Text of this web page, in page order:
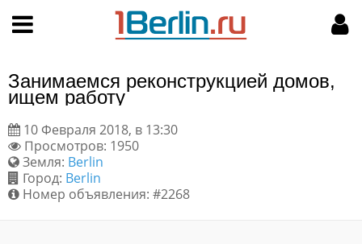
Поиск
Пользовательское соглашение
Правила доски объявлений
МОЙ АККАУНТ
Мои объявления
Занимаемся реконструкцией домов,
ищем работу
10 Февраля 2018, в 13:30
Просмотров: 1950
Земля: Berlin
Город: Berlin
Номер объявления: #2268